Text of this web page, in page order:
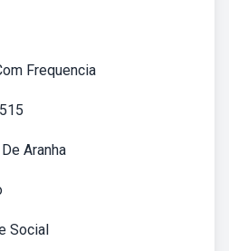
Frequencia
Aranha
Social